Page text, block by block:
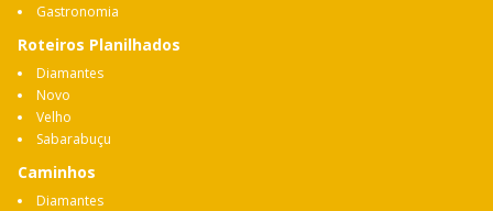
Gastronomia
Roteiros Planilhados
Diamantes
Novo
Velho
Sabarabuçu
Caminhos
Diamantes